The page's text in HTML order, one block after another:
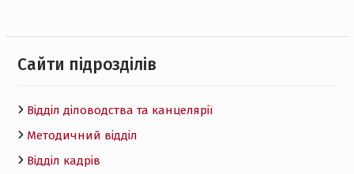
Cайти підрозділів
Відділ діловодства та канцелярії
Методичний відділ
Відділ кадрів